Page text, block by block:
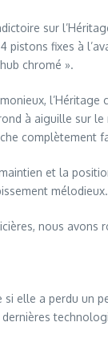
sur
pistons fixes à
chromé ».
à aiguille sur
complètement
et la
nous
elle a perdu un